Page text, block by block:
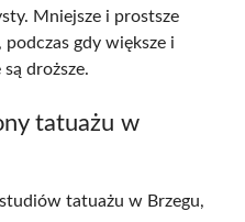
Mniejsze i prostsze
gdy większe i
droższe.
tatuażu w
tatuażu w Brzegu,